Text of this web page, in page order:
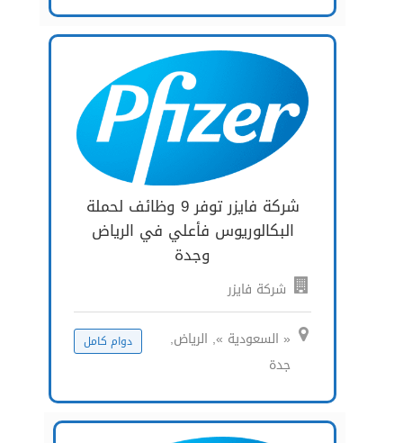
شركة فايزر توفر 9 وظائف لحملة
البكالوريوس فأعلي في الرياض
وجدة
شركة فايزر
« السعودية », الرياض,
جدة
دوام كامل